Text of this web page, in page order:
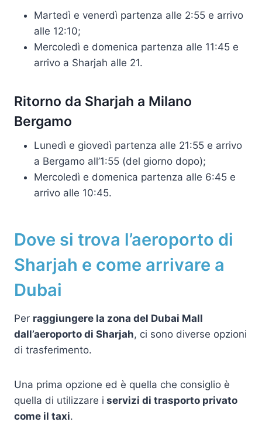
Martedì e venerdì partenza alle 2:55 e arrivo
alle 12:10;
Mercoledì e domenica partenza alle 11:45 e
arrivo a Sharjah alle 21.
Ritorno da Sharjah a Milano
Bergamo
Lunedì e giovedì partenza alle 21:55 e arrivo
a Bergamo all’1:55 (del giorno dopo);
Mercoledì e domenica partenza alle 6:45 e
arrivo alle 10:45.
Dove si trova l’aeroporto di
Sharjah e come arrivare a
Dubai
Per raggiungere la zona del Dubai Mall
dall’aeroporto di Sharjah, ci sono diverse opzioni
di trasferimento.
Una prima opzione ed è quella che consiglio è
quella di utilizzare i servizi di trasporto privato
come il taxi.